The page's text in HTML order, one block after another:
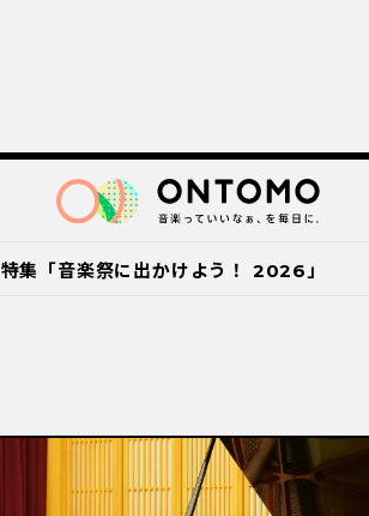
特集「音楽祭に出かけよう！ 2026」